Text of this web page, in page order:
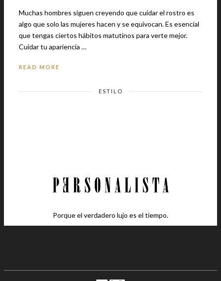
Muchas hombres siguen creyendo que cuidar el rostro es
algo que solo las mujeres hacen y se equivocan. Es esencial
que tengas ciertos hábitos matutinos para verte mejor.
Cuidar tu apariencia …
READ MORE
ESTILO
Porque el verdadero lujo es el tiempo.